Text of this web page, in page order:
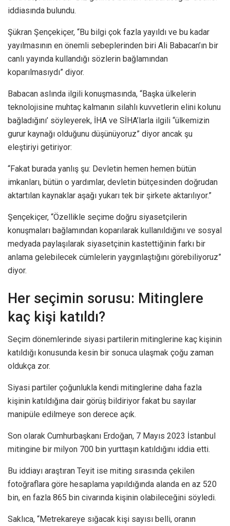
iddiasında bulundu.
Şükran Şençekiçer, “Bu bilgi çok fazla yayıldı ve bu kadar
yayılmasının en önemli sebeplerinden biri Ali Babacan’ın bir
canlı yayında kullandığı sözlerin bağlamından
koparılmasıydı” diyor.
Babacan aslında ilgili konuşmasında, “Başka ülkelerin
teknolojisine muhtaç kalmanın silahlı kuvvetlerin elini kolunu
bağladığını’ söyleyerek, İHA ve SİHA’larla ilgili “ülkemizin
gurur kaynağı olduğunu düşünüyoruz” diyor ancak şu
eleştiriyi getiriyor:
“Fakat burada yanlış şu: Devletin hemen hemen bütün
imkanları, bütün o yardımlar, devletin bütçesinden doğrudan
aktartılan kaynaklar aşağı yukarı tek bir şirkete aktarılıyor.”
Şençekiçer, “Özellikle seçime doğru siyasetçilerin
konuşmaları bağlamından koparılarak kullanıldığını ve sosyal
medyada paylaşılarak siyasetçinin kastettiğinin farkı bir
anlama gelebilecek cümlelerin yaygınlaştığını görebiliyoruz”
diyor.
Her seçimin sorusu: Mitinglere
kaç kişi katıldı?
Seçim dönemlerinde siyasi partilerin mitinglerine kaç kişinin
katıldığı konusunda kesin bir sonuca ulaşmak çoğu zaman
oldukça zor.
Siyasi partiler çoğunlukla kendi mitinglerine daha fazla
kişinin katıldığına dair görüş bildiriyor fakat bu sayılar
manipüle edilmeye son derece açık.
Son olarak Cumhurbaşkanı Erdoğan, 7 Mayıs 2023 İstanbul
mitingine bir milyon 700 bin yurttaşın katıldığını iddia etti.
Bu iddiayı araştıran Teyit ise miting sırasında çekilen
fotoğraflara göre hesaplama yapıldığında alanda en az 520
bin, en fazla 865 bin civarında kişinin olabileceğini söyledi.
Saklıca, “Metrekareye sığacak kişi sayısı belli, oranın